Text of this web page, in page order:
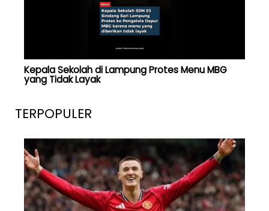
Kepala Sekolah di Lampung Protes Menu MBG
yang Tidak Layak
TERPOPULER